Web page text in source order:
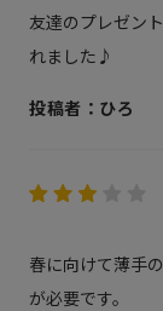
友達のプレゼン
れました♪
投稿者：ひろ
春に向けて薄手
が必要です。